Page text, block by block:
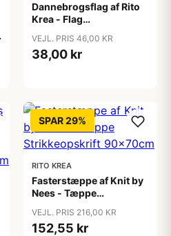
Dannebrogsflag af Rito
Krea - Flag
20x30cm
VEJL. PRIS 46,00 KR
38,00 kr
SPAR 29%
RITO KREA
Fasterstæppe af Knit by
Nees - Tæppe
90x70cm
VEJL. PRIS 216,00 KR
152,55 kr